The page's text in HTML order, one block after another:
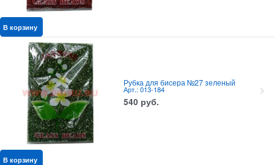
В корзину
Рубка для бисера №27 зеленый
Арт.: 013-184
540 руб.
В корзину